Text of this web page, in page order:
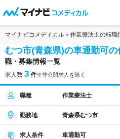
マイナビコメディカル 作業療法士の転職
むつ市(青森県)の車通勤可
職・募集情報一覧
求人数 3 件※非公開求人を除く
職種 作業療法士
勤務地 青森県むつ市
求人条件 車通勤可